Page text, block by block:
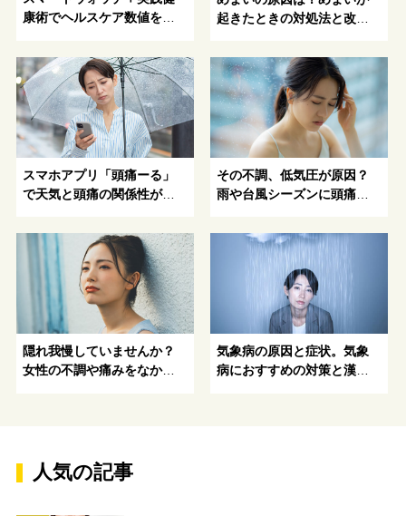
康術でヘルスケア数値を改
起きたときの対処法と改善
スマホアプリ「頭痛ーる」
で天気と頭痛の関係性が明
その不調、低気圧が原因？
雨や台風シーズンに頭痛が
隠れ我慢していませんか？
女性の不調や痛みをなかっ
気象病の原因と症状。気象
病におすすめの対策と漢方
人気の記事